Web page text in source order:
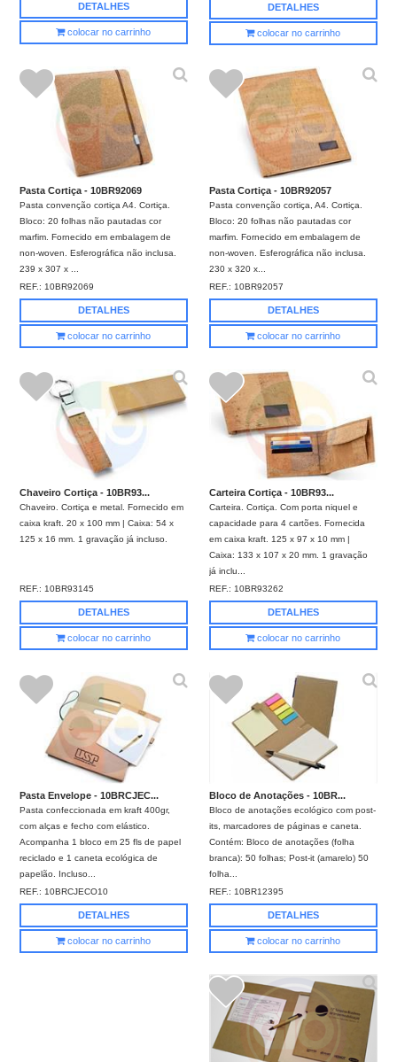
DETALHES
colocar no carrinho
DETALHES
colocar no carrinho
Pasta Cortiça - 10BR92069
Pasta convenção cortiça A4. Cortiça.
Bloco: 20 folhas não pautadas cor
marfim. Fornecido em embalagem de
non-woven. Esferográfica não inclusa.
239 x 307 x ...
REF.: 10BR92069
DETALHES
colocar no carrinho
Pasta Cortiça - 10BR92057
Pasta convenção cortiça, A4. Cortiça.
Bloco: 20 folhas não pautadas cor
marfim. Fornecido em embalagem de
non-woven. Esferográfica não inclusa.
230 x 320 x...
REF.: 10BR92057
DETALHES
colocar no carrinho
Chaveiro Cortiça - 10BR93...
Chaveiro. Cortiça e metal. Fornecido em
caixa kraft. 20 x 100 mm | Caixa: 54 x
125 x 16 mm. 1 gravação já incluso.
REF.:10BR93145
DETALHES
colocar no carrinho
Carteira Cortiça - 10BR93...
Carteira. Cortiça. Com porta niquel e
capacidade para 4 cartões. Fornecida
em caixa kraft. 125 x 97 x 10 mm |
Caixa: 133 x 107 x 20 mm. 1 gravação
já inclu...
REF.:10BR93262
DETALHES
colocar no carrinho
Pasta Envelope - 10BRCJEC...
Pasta confeccionada em kraft 400gr,
com alças e fecho com elástico.
Acompanha 1 bloco em 25 fls de papel
reciclado e 1 caneta ecológica de
papelão. Incluso...
REF.: 10BRCJECO10
DETALHES
colocar no carrinho
Bloco de Anotações - 10BR...
Bloco de anotações ecológico com post-
its, marcadores de páginas e caneta.
Contém: Bloco de anotações (folha
branca): 50 folhas; Post-it (amarelo) 50
folha...
REF.: 10BR12395
DETALHES
colocar no carrinho